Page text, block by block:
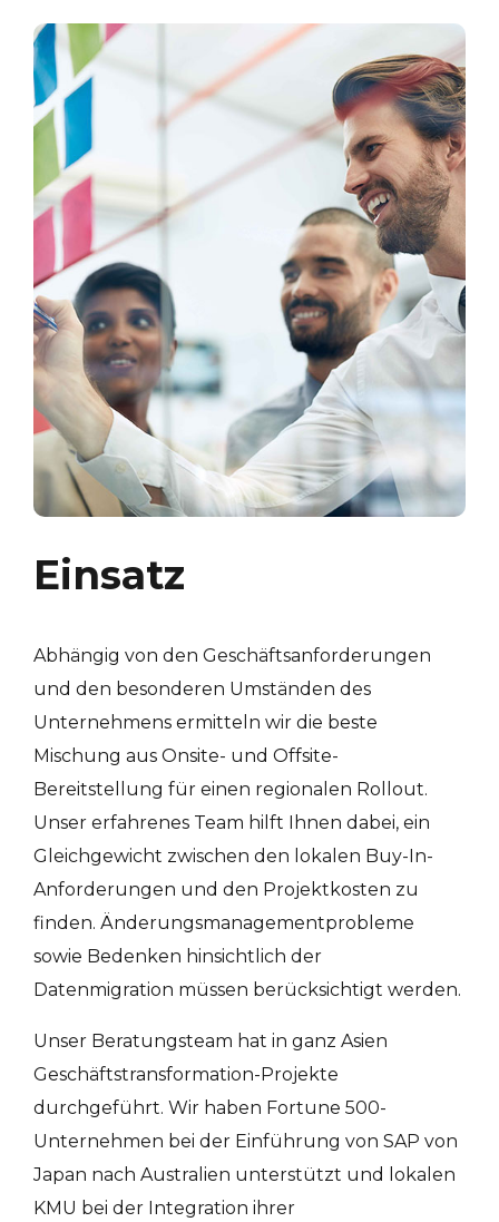
Einsatz
Abhängig von den Geschäftsanforderungen
und den besonderen Umständen des
Unternehmens ermitteln wir die beste
Mischung aus Onsite- und Offsite-
Bereitstellung für einen regionalen Rollout.
Unser erfahrenes Team hilft Ihnen dabei, ein
Gleichgewicht zwischen den lokalen Buy-In-
Anforderungen und den Projektkosten zu
finden. Änderungsmanagementprobleme
sowie Bedenken hinsichtlich der
Datenmigration müssen berücksichtigt werden.
Unser Beratungsteam hat in ganz Asien
Geschäftstransformation-Projekte
durchgeführt. Wir haben Fortune 500-
Unternehmen bei der Einführung von SAP von
Japan nach Australien unterstützt und lokalen
KMU bei der Integration ihrer